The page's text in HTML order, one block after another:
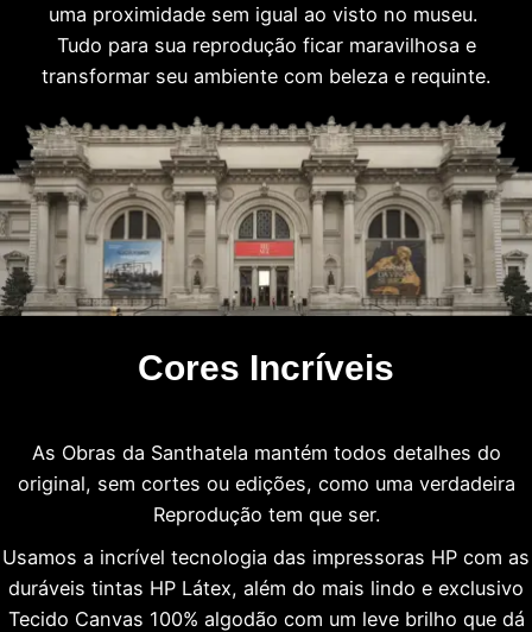
uma proximidade sem igual ao visto no museu.
Tudo para sua reprodução ficar maravilhosa e
transformar seu ambiente com beleza e requinte.
Cores Incríveis
As Obras da Santhatela mantém todos detalhes do
original, sem cortes ou edições, como uma verdadeira
Reprodução tem que ser.
Usamos a incrível tecnologia das impressoras HP com as
duráveis tintas HP Látex, além do mais lindo e exclusivo
Tecido Canvas 100% algodão com um leve brilho que dá